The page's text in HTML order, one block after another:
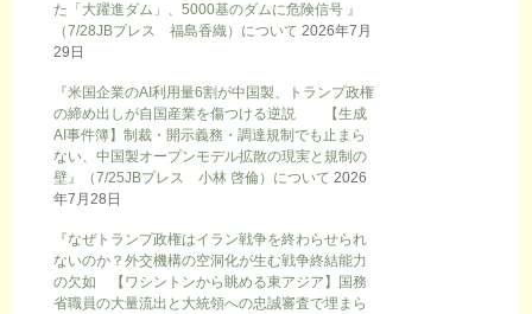
た「大躍進ダム」、5000基のダムに危険信号 』
（7/28JBプレス 福島香織）について 2026年7月
29日
『米国企業のAI利用量6割が中国製、トランプ政権
の締め出しが自国産業を傷つける逆説 【生成
AI事件簿】制裁・開示義務・調達規制でも止まら
ない、中国製オープンモデル拡散の現実と規制の
壁』（7/25JBプレス 小林 啓倫）について 2026
年7月28日
『なぜトランプ政権はイラン戦争を終わらせられ
ないのか？外交機構の空洞化が生む戦争終結能力
の欠如 【ワシントンから眺める東アジア】国務
省職員の大量流出と大統領への忠誠審査で埋まら